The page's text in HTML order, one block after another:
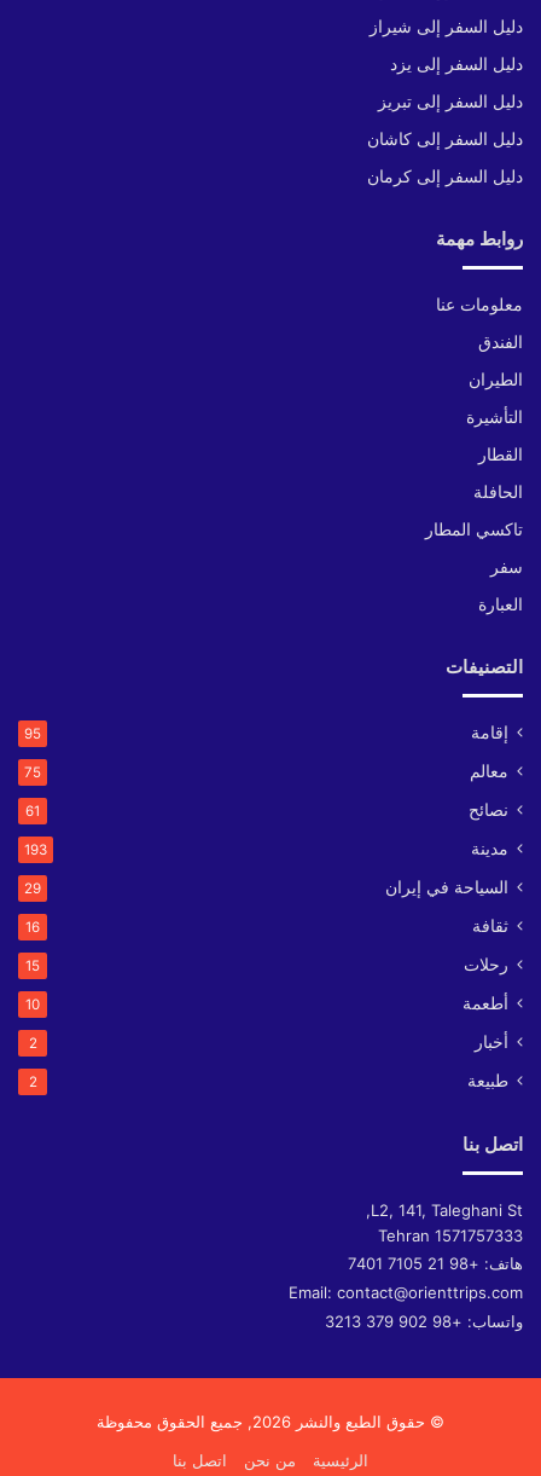
دليل السفر إلى شيراز
دليل السفر إلى يزد
دليل السفر إلى تبريز
دليل السفر إلى كاشان
دليل السفر إلى كرمان
روابط مهمة
معلومات عنا
الفندق
الطيران
التأشيرة
القطار
الحافلة
تاكسي المطار
سفر
العبارة
التصنيفات
إقامة 95
معالم 75
نصائح 61
مدينة 193
السياحة في إيران 29
ثقافة 16
رحلات 15
أطعمة 10
أخبار 2
طبيعة 2
اتصل بنا
L2, 141, Taleghani St,
Tehran 1571757333
هاتف: +98 21 7105 7401
Email: contact@orienttrips.com
واتساب: +98 902 379 3213
© حقوق الطبع والنشر 2026, جميع الحقوق محفوظة
الرئيسية
من نحن اتصل بنا